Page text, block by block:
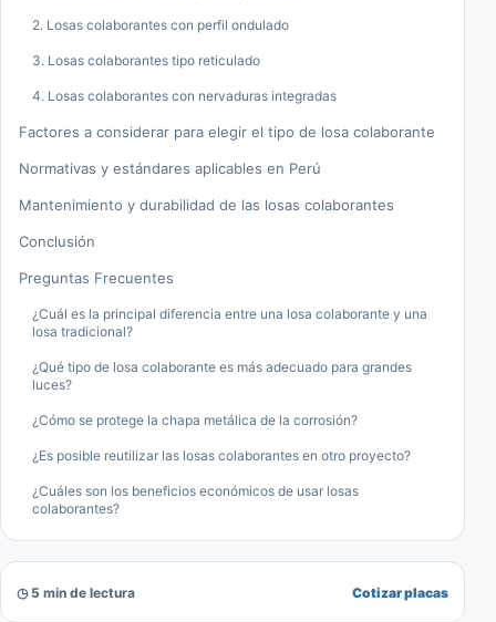
2. Losas colaborantes con perfil ondulado
3. Losas colaborantes tipo reticulado
4. Losas colaborantes con nervaduras integradas
Factores a considerar para elegir el tipo de losa colaborante
Normativas y estándares aplicables en Perú
Mantenimiento y durabilidad de las losas colaborantes
Conclusión
Preguntas Frecuentes
¿Cuál es la principal diferencia entre una losa colaborante y una
losa tradicional?
¿Qué tipo de losa colaborante es más adecuado para grandes
luces?
¿Cómo se protege la chapa metálica de la corrosión?
¿Es posible reutilizar las losas colaborantes en otro proyecto?
¿Cuáles son los beneficios económicos de usar losas
colaborantes?
◷ 5 min de lectura Cotizar placas